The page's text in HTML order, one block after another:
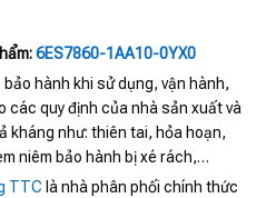
6ES7860-1AA10-0YX0
hành khi sử dụng, vận hành,
các quy định của nhà sản xuất và
kháng như: thiên tai, hỏa hoạn,
niêm bảo hành bị xé rách,…
TTC là nhà phân phối chính thức